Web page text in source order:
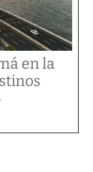
en la